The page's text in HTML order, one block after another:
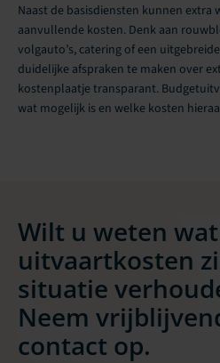
Naast de basisdiensten kunnen extra
aanvullende kosten. Denk aan
volgauto’s, catering of een
duidelijke afspraken te maken over
kostenplaatje transparant.
wat mogelijk is en welke kosten
Wilt u weten
uitvaartkosten
situatie
Neem
contact op.